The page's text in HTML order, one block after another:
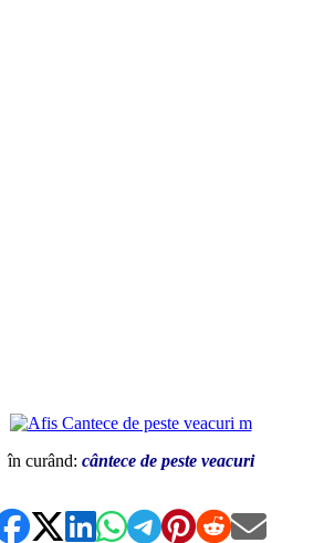
în curând: cântece de peste veacuri